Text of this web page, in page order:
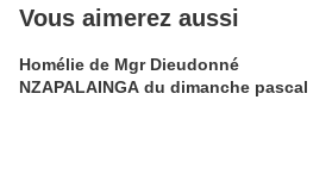
Vous aimerez aussi
Homélie de Mgr Dieudonné
NZAPALAINGA du dimanche pascal